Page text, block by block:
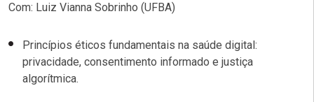
Com: Luiz Vianna Sobrinho (UFBA)
Princípios éticos fundamentais na saúde digital:
privacidade, consentimento informado e justiça
algorítmica.